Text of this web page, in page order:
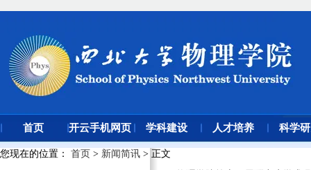
您现在的位置 ： 首页 > 新闻简讯 > 正文
首页 开云手机网页
版登录入口
学科建设 人才培养 科学